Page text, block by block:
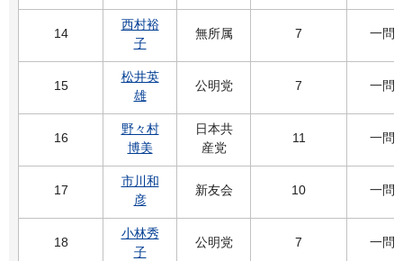
14
西村裕
子
無所属 7 一問
15
松井英
雄
公明党 7 一問
16
野々村
博美
日本共
産党
11 一問
17
市川和
彦
新友会 10 一問
18
小林秀
子
公明党 7 一問